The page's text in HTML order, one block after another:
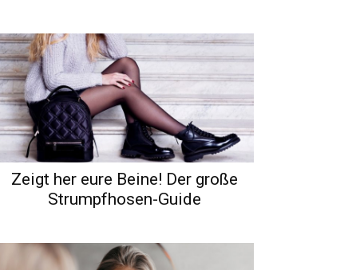
Zeigt her eure Beine! Der große
Strumpfhosen-Guide